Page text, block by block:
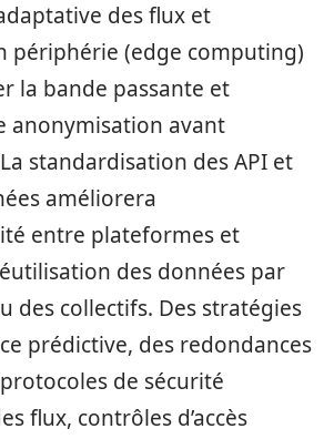
des flux et
périphérie (edge computing)
la bande passante et
anonymisation avant
standardisation des API et
améliorera
entre plateformes et
des données par
des collectifs. Des stratégies
prédictive, des redondances
de sécurité
flux, contrôles d’accès